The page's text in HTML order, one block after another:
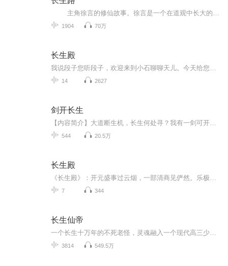
1904 70万
长生殿
14 2627
剑开长生
544 20.5万
长生殿
7 344
长生仙帝
3814 549.5万